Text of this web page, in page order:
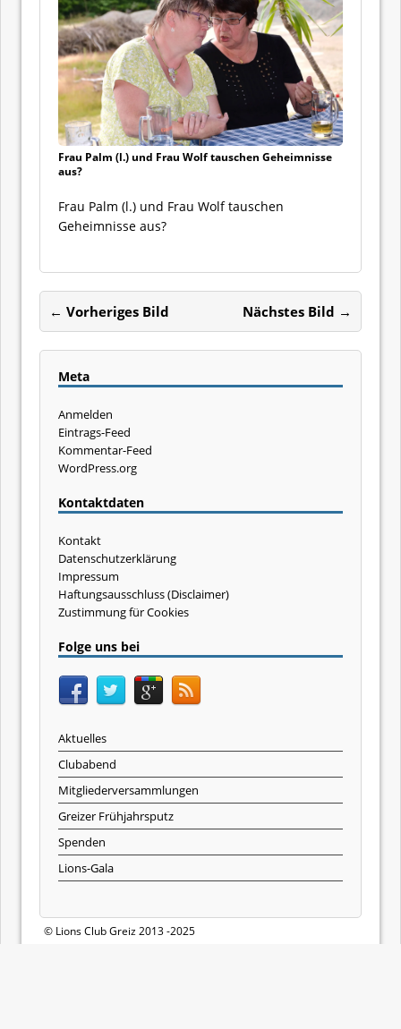
Frau Palm (l.) und Frau Wolf tauschen Geheimnisse
aus?
Frau Palm (l.) und Frau Wolf tauschen
Geheimnisse aus?
← Vorheriges Bild Nächstes Bild →
Meta
Anmelden
Eintrags-Feed
Kommentar-Feed
WordPress.org
Kontaktdaten
Kontakt
Datenschutzerklärung
Impressum
Haftungsausschluss (Disclaimer)
Zustimmung für Cookies
Folge uns bei
Aktuelles
Clubabend
Mitgliederversammlungen
Greizer Frühjahrsputz
Spenden
Lions-Gala
© Lions Club Greiz 2013 -2025